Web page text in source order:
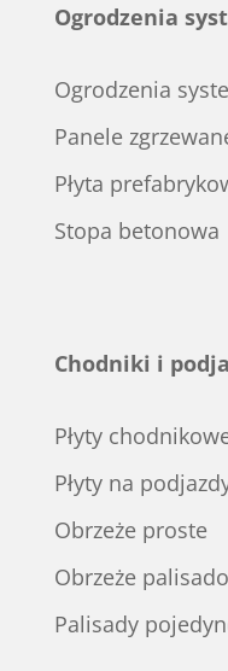
Ogrodzenia
Ogrodzenia
Panele
Płyta
Stopa betonowa
Chodniki i
Płyty
Płyty na
Obrzeże proste
Obrzeże
Palisady